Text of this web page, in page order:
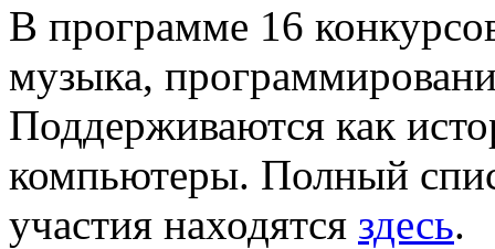
В программе 16
музыка,
Поддерживаются как
компьютеры. Полный
участия находятся здесь.